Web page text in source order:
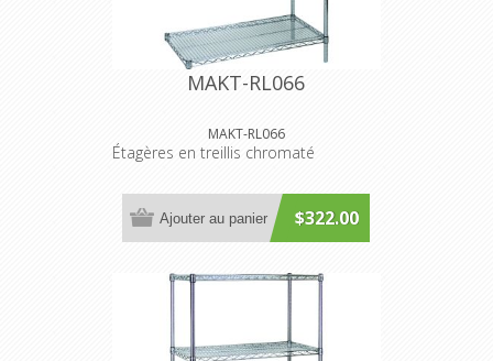
MAKT-RL066
MAKT-RL066
Étagères en treillis chromaté
$322.00
Ajouter au panier